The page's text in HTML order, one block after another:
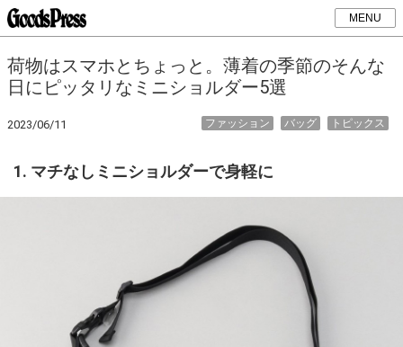
MENU
荷物はスマホとちょっと。薄着の季節のそんな
日にピッタリなミニショルダー5選
2023/06/11 トピックス
バッグ
ファッション
1. マチなしミニショルダーで身軽に